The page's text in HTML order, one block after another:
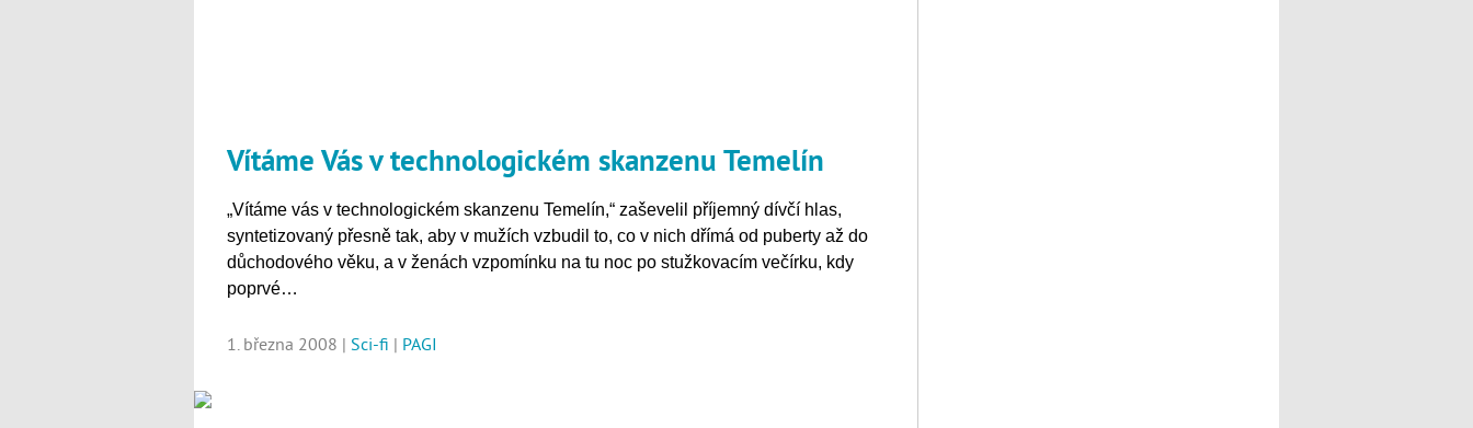
Vítáme Vás v technologickém skanzenu Temelín
„Vítáme vás v techno­logickém skanzenu Temelín,“ zaševelil příjemný dívčí hlas,
syntetizovaný přesně tak, aby v mužích vzbudil to, co v nich dřímá od puberty až do
důchodového věku, a v ženách vzpomínku na tu noc po stužkovacím večírku, kdy
poprvé…
1. března 2008 | Sci-fi | PAGI